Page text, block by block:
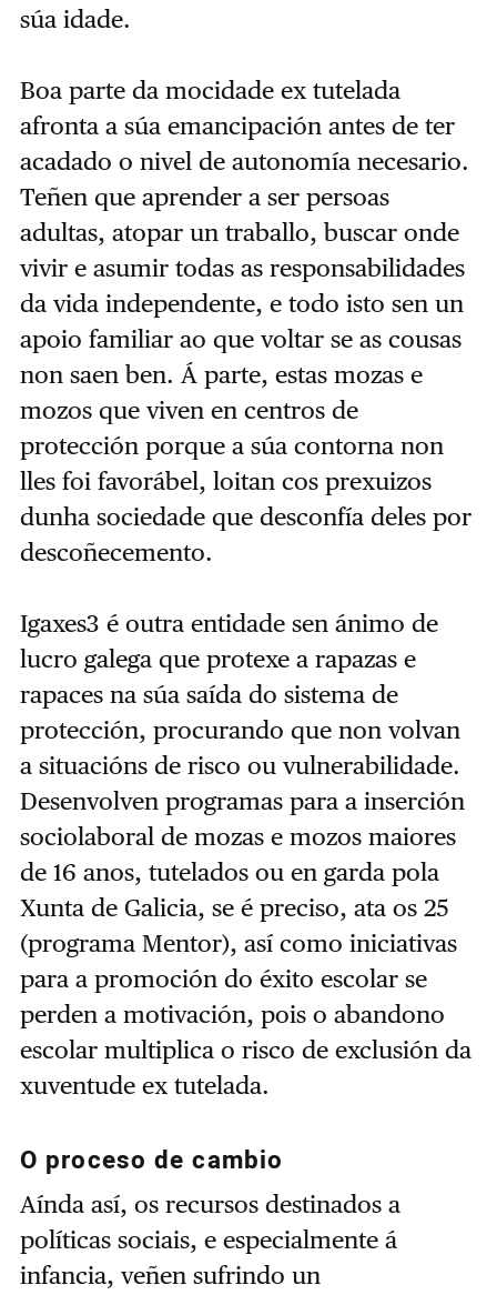
súa idade.
Boa parte da mocidade ex tutelada
afronta a súa emancipación antes de ter
acadado o nivel de autonomía necesario.
Teñen que aprender a ser persoas
adultas, atopar un traballo, buscar onde
vivir e asumir todas as responsabilidades
da vida independente, e todo isto sen un
apoio familiar ao que voltar se as cousas
non saen ben. Á parte, estas mozas e
mozos que viven en centros de
protección porque a súa contorna non
lles foi favorábel, loitan cos prexuizos
dunha sociedade que desconfía deles por
descoñecemento.
Igaxes3 é outra entidade sen ánimo de
lucro galega que protexe a rapazas e
rapaces na súa saída do sistema de
protección, procurando que non volvan
a situacións de risco ou vulnerabilidade.
Desenvolven programas para a inserción
sociolaboral de mozas e mozos maiores
de 16 anos, tutelados ou en garda pola
Xunta de Galicia, se é preciso, ata os 25
(programa Mentor), así como iniciativas
para a promoción do éxito escolar se
perden a motivación, pois o abandono
escolar multiplica o risco de exclusión da
xuventude ex tutelada.
O proceso de cambio
Aínda así, os recursos destinados a
políticas sociais, e especialmente á
infancia, veñen sufrindo un